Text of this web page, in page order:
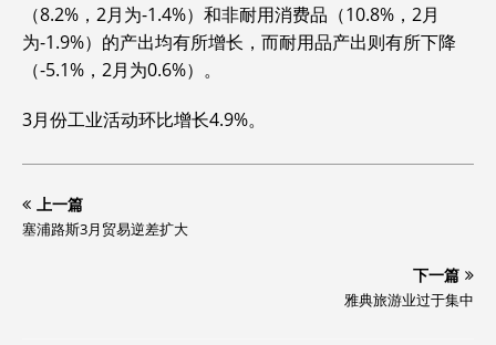
（8.2%，2月为-1.4%）和非耐用消费品（10.8%，2月
为-1.9%）的产出均有所增长，而耐用品产出则有所下降
（-5.1%，2月为0.6%）。
3月份工业活动环比增长4.9%。
上一篇
塞浦路斯3月贸易逆差扩大
下一篇
雅典旅游业过于集中